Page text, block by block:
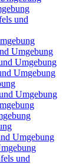
und
Umgebung
Umgebung
Umgebung
Umgebung
Umgebung
und